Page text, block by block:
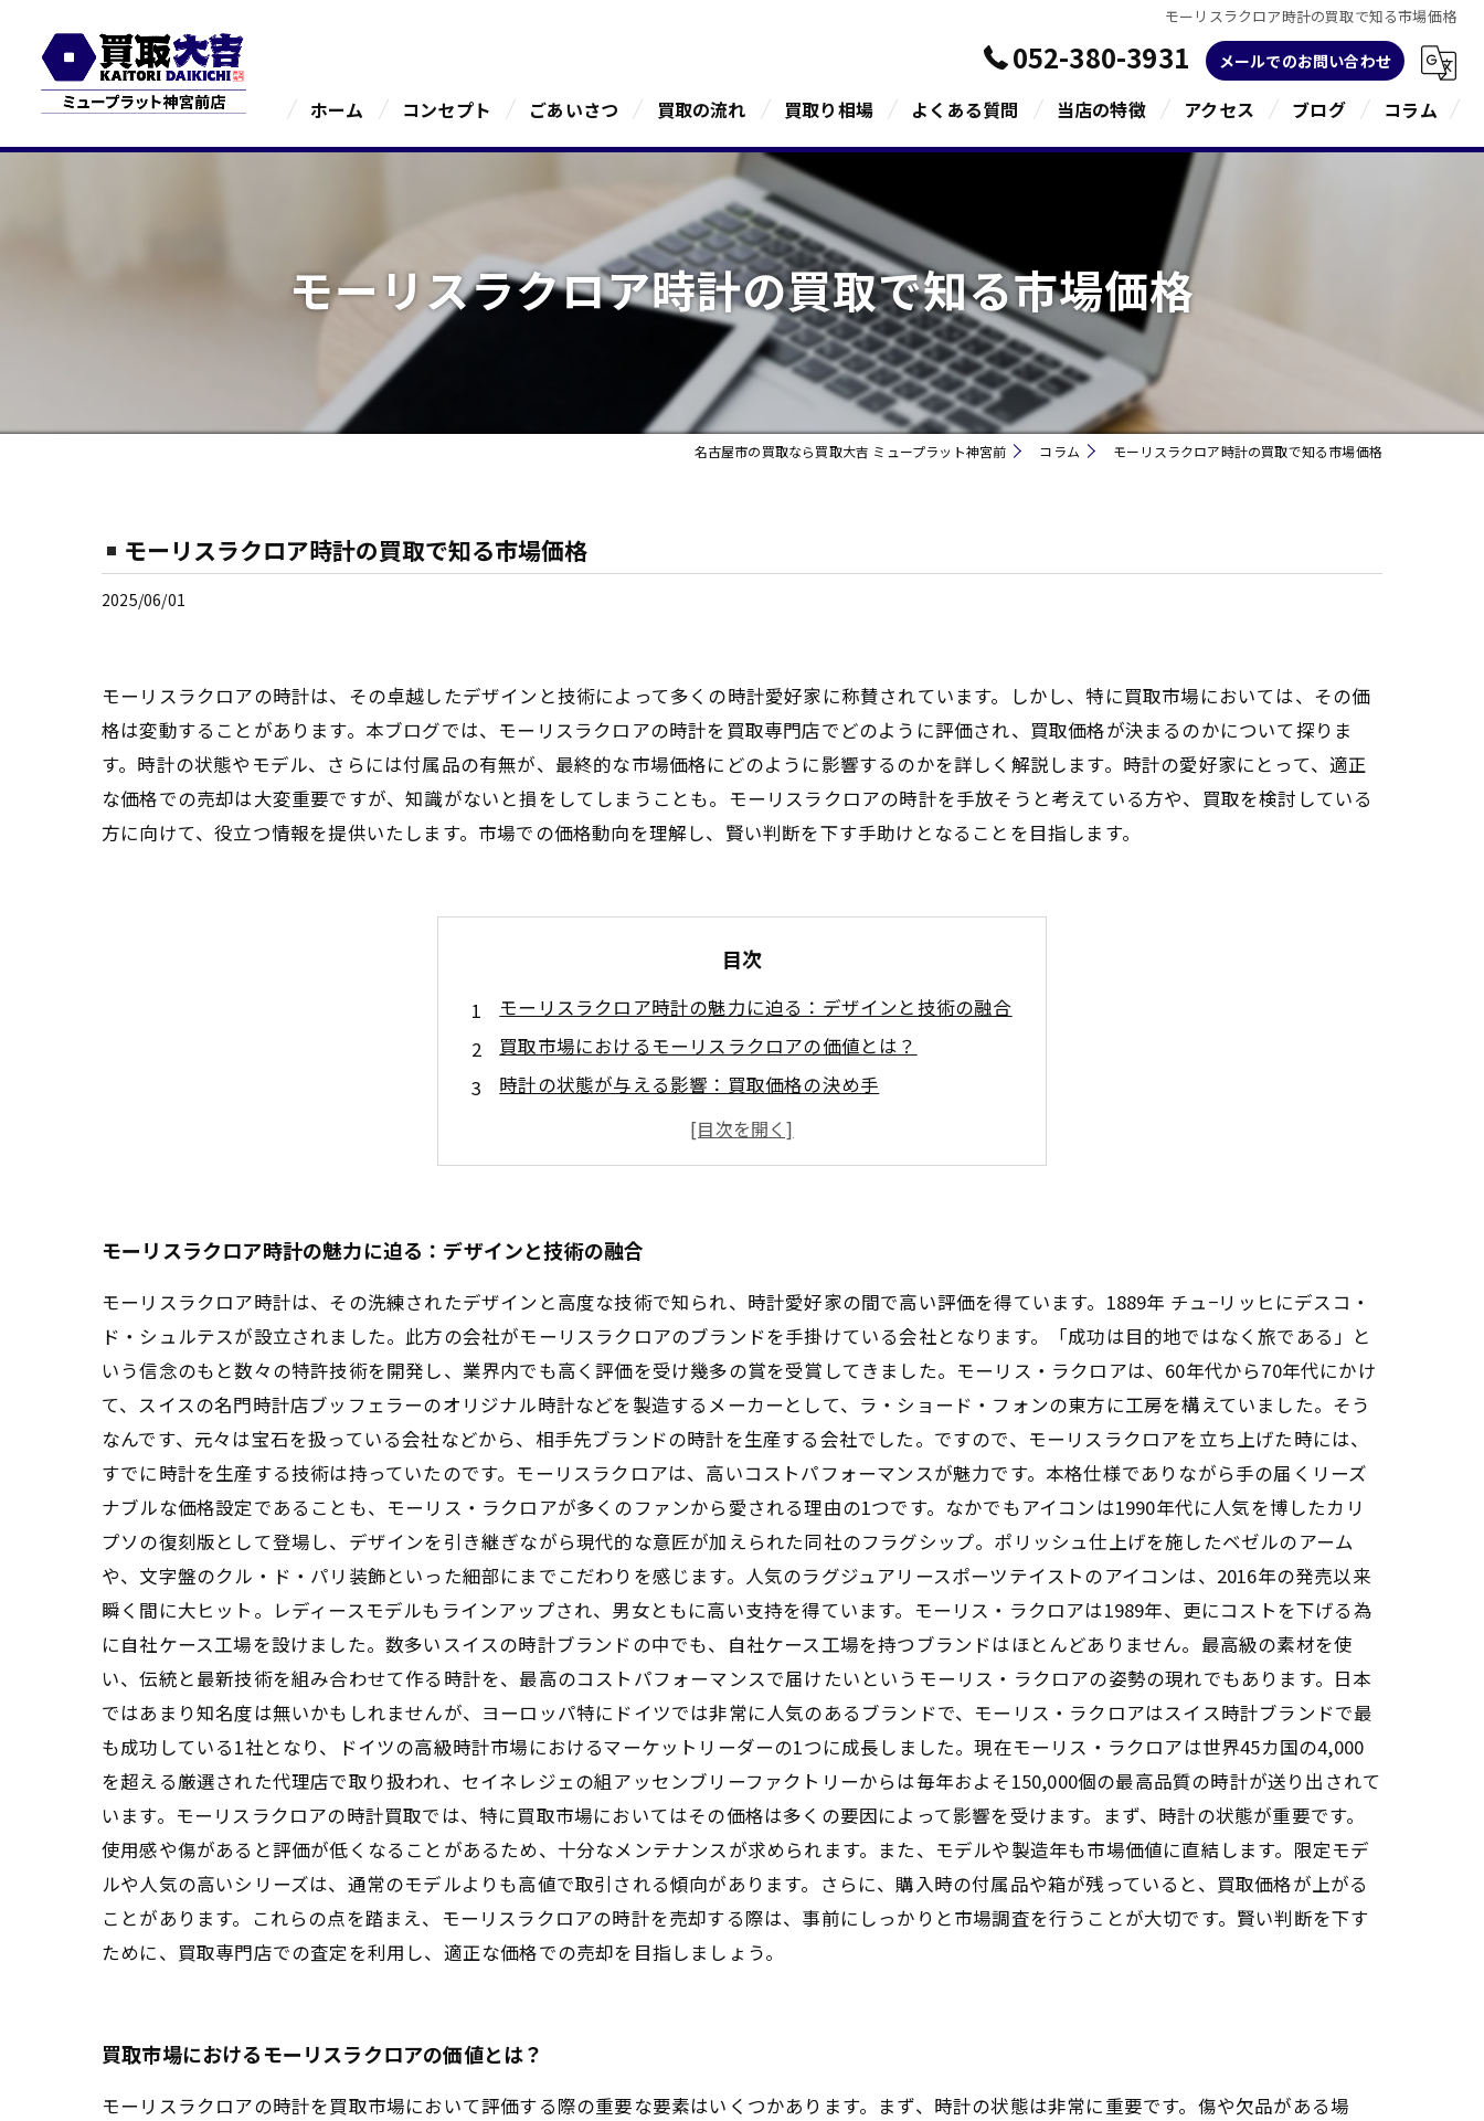
モーリスラクロア時計の買取で知る市場価格
052-380-3931 メールでのお問い合わせ
ホーム コンセプト ごあいさつ 買取の流れ 買取り相場 よくある質問 当店の特徴
宝石
貴金属
指輪
アクセス ブログ コラム
モーリスラクロア時計の買取で知る市場価格
名古屋市の買取なら買取大吉 ミュープラット神宮前 コラム モーリスラクロア時計の買取で知る市場価格
モーリスラクロア時計の買取で知る市場価格
2025/06/01
モーリスラクロアの時計は、その卓越したデザインと技術によって多くの時計愛好家に称賛されています。しかし、特に買取市場においては、その価
格は変動することがあります。本ブログでは、モーリスラクロアの時計を買取専門店でどのように評価され、買取価格が決まるのかについて探りま
す。時計の状態やモデル、さらには付属品の有無が、最終的な市場価格にどのように影響するのかを詳しく解説します。時計の愛好家にとって、適正
な価格での売却は大変重要ですが、知識がないと損をしてしまうことも。モーリスラクロアの時計を手放そうと考えている方や、買取を検討している
方に向けて、役立つ情報を提供いたします。市場での価格動向を理解し、賢い判断を下す手助けとなることを目指します。
目次
モーリスラクロア時計の魅力に迫る：デザインと技術の融合
買取市場におけるモーリスラクロアの価値とは？
時計の状態が与える影響：買取価格の決め手
付属品の重要性：モーリスラクロア時計の買取における秘訣
賢く売却するための市場価格トレンド
時計愛好家必見！最適な買取価格を得るためのガイド
モーリスラクロア時計の魅力に迫る：デザインと技術の融合
モーリスラクロア時計は、その洗練されたデザインと高度な技術で知られ、時計愛好家の間で高い評価を得ています。1889年 チュ−リッヒにデスコ・
ド・シュルテスが設立されました。此方の会社がモーリスラクロアのブランドを手掛けている会社となります。「成功は目的地ではなく旅である」と
いう信念のもと数々の特許技術を開発し、業界内でも高く評価を受け幾多の賞を受賞してきました。モーリス・ラクロアは、60年代から70年代にかけ
て、スイスの名門時計店ブッフェラーのオリジナル時計などを製造するメーカーとして、ラ・ショード・フォンの東方に工房を構えていました。そう
なんです、元々は宝石を扱っている会社などから、相手先ブランドの時計を生産する会社でした。ですので、モーリスラクロアを立ち上げた時には、
すでに時計を生産する技術は持っていたのです。モーリスラクロアは、高いコストパフォーマンスが魅力です。本格仕様でありながら手の届くリーズ
ナブルな価格設定であることも、モーリス・ラクロアが多くのファンから愛される理由の1つです。なかでもアイコンは1990年代に人気を博したカリ
プソの復刻版として登場し、デザインを引き継ぎながら現代的な意匠が加えられた同社のフラグシップ。ポリッシュ仕上げを施したベゼルのアーム
や、文字盤のクル・ド・パリ装飾といった細部にまでこだわりを感じます。人気のラグジュアリースポーツテイストのアイコンは、2016年の発売以来
瞬く間に大ヒット。レディースモデルもラインアップされ、男女ともに高い支持を得ています。モーリス・ラクロアは1989年、更にコストを下げる為
に自社ケース工場を設けました。数多いスイスの時計ブランドの中でも、自社ケース工場を持つブランドはほとんどありません。最高級の素材を使
い、伝統と最新技術を組み合わせて作る時計を、最高のコストパフォーマンスで届けたいというモーリス・ラクロアの姿勢の現れでもあります。日本
ではあまり知名度は無いかもしれませんが、ヨーロッパ特にドイツでは非常に人気のあるブランドで、モーリス・ラクロアはスイス時計ブランドで最
も成功している1社となり、ドイツの高級時計市場におけるマーケットリーダーの1つに成長しました。現在モーリス・ラクロアは世界45カ国の4,000
を超える厳選された代理店で取り扱われ、セイネレジェの組アッセンブリーファクトリーからは毎年およそ150,000個の最高品質の時計が送り出されて
います。モーリスラクロアの時計買取では、特に買取市場においてはその価格は多くの要因によって影響を受けます。まず、時計の状態が重要です。
使用感や傷があると評価が低くなることがあるため、十分なメンテナンスが求められます。また、モデルや製造年も市場価値に直結します。限定モデ
ルや人気の高いシリーズは、通常のモデルよりも高値で取引される傾向があります。さらに、購入時の付属品や箱が残っていると、買取価格が上がる
ことがあります。これらの点を踏まえ、モーリスラクロアの時計を売却する際は、事前にしっかりと市場調査を行うことが大切です。賢い判断を下す
ために、買取専門店での査定を利用し、適正な価格での売却を目指しましょう。
買取市場におけるモーリスラクロアの価値とは？
モーリスラクロアの時計を買取市場において評価する際の重要な要素はいくつかあります。まず、時計の状態は非常に重要です。傷や欠品がある場